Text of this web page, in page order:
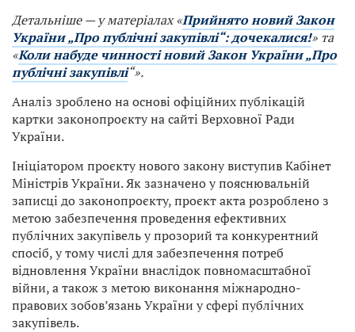
Детальніше — у матеріалах «Прийнято новий Закон
України „Про публічні закупівлі“: дочекалися!» та
«Коли набуде чинності новий Закон України „Про
публічні закупівлі“».
Аналіз зроблено на основі офіційних публікацій
картки законопроєкту на сайті Верховної Ради
України.
Ініціатором проєкту нового закону виступив Кабінет
Міністрів України. Як зазначено у пояснювальній
записці до законопроєкту, проєкт акта розроблено з
метою забезпечення проведення ефективних
публічних закупівель у прозорий та конкурентний
спосіб, у тому числі для забезпечення потреб
відновлення України внаслідок повномасштабної
війни, а також з метою виконання міжнародно-
правових зобов’язань України у сфері публічних
закупівель.